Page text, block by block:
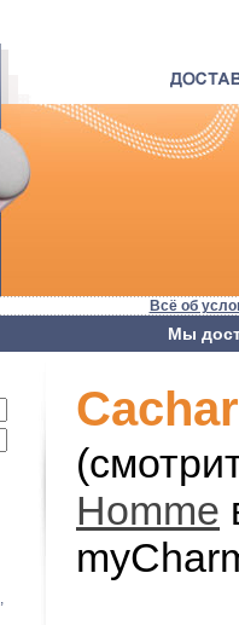
Всё об
Мы
,
Homme